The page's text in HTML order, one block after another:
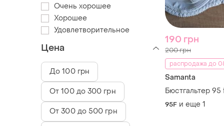
190 грн
200 грн
распродажа до
Samanta
Бюстгальтер 95
95F и еще 1
Очень хорошее
Хорошее
Удовлетворительное
Цена
До 100 грн
От 100 до 300 грн
От 300 до 500 грн